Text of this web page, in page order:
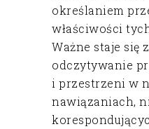
określaniem
właściwości
Ważne staje się
odczytywanie
i przestrzeni w
nawiązaniach,